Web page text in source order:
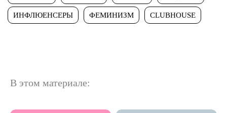
ИНФЛЮЕНСЕРЫ ФЕМИНИЗМ CLUBHOUSE
В этом материале: